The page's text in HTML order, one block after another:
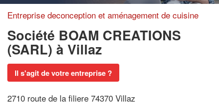
Entreprise deconception et aménagement de cuisine
Société BOAM CREATIONS
(SARL) à Villaz
Il s'agit de votre entreprise ?
2710 route de la filiere 74370 Villaz